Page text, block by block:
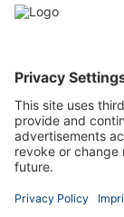
Stegehuis
+49 2562 712